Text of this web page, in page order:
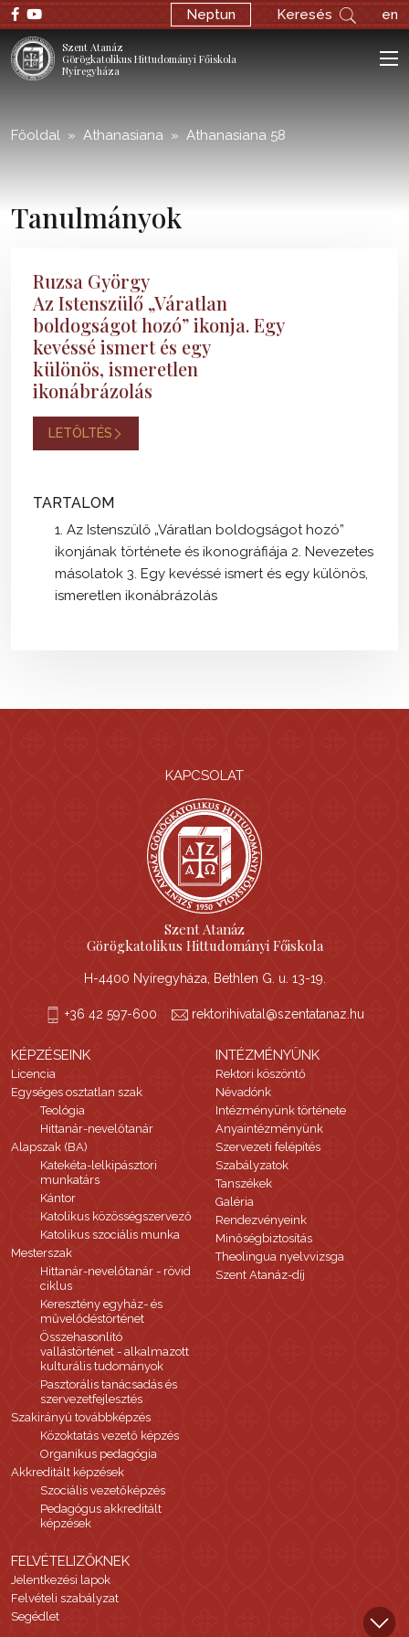
; Neptun Keresés en
Szent Atanáz
Görögkatolikus Hittudományi Főiskola
Nyíregyháza
Főoldal Athanasiana Athanasiana 58
Tanulmányok
Ruzsa György
Az Istenszülő „Váratlan
boldogságot hozó” ikonja. Egy
kevéssé ismert és egy
különös, ismeretlen
ikonábrázolás
LETÖLTÉS
TARTALOM
1. Az Istenszülő „Váratlan boldogságot hozó”
ikonjának története és ikonográfiája 2. Nevezetes
másolatok 3. Egy kevéssé ismert és egy különös,
ismeretlen ikonábrázolás
KAPCSOLAT
Szent Atanáz
Görögkatolikus Hittudományi Főiskola
H-4400 Nyíregyháza, Bethlen G. u. 13-19.
+36 42 597-600 rektorihivatal@szentatanaz.hu
KÉPZÉSEINK
Licencia
Egységes osztatlan szak
Teológia
Hittanár-nevelőtanár
Alapszak (BA)
Katekéta-lelkipásztori
munkatárs
Kántor
Katolikus közösségszervező
Katolikus szociális munka
Mesterszak
Hittanár-nevelőtanár - rövid
ciklus
Keresztény egyház- és
művelődéstörténet
Összehasonlító
vallástörténet - alkalmazott
kulturális tudományok
Pasztorális tanácsadás és
szervezetfejlesztés
Szakirányú továbbképzés
Közoktatás vezető képzés
Organikus pedagógia
Akkreditált képzések
Szociális vezetőképzés
Pedagógus akkreditált
képzések
INTÉZMÉNYÜNK
Rektori köszöntő
Névadónk
Intézményünk története
Anyaintézményünk
Szervezeti felépítés
Szabályzatok
Tanszékek
Galéria
Rendezvényeink
Minőségbiztosítás
Theolingua nyelvvizsga
Szent Atanáz-díj
FELVÉTELIZŐKNEK
Jelentkezési lapok
Felvételi szabályzat
Segédlet